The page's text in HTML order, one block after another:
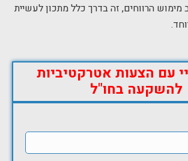
הרווחים, זה בדרך כלל מתכון לעשיית
עם הצעות אטרקטיביות
להשקעה בחו"ל